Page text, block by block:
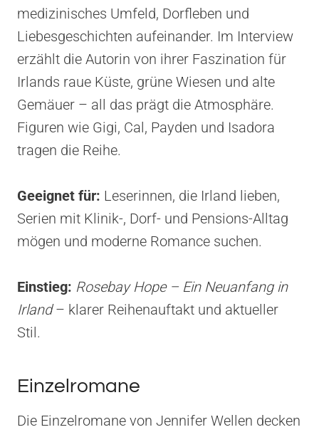
medizinisches Umfeld, Dorfleben und
Liebesgeschichten aufeinander. Im Interview
erzählt die Autorin von ihrer Faszination für
Irlands raue Küste, grüne Wiesen und alte
Gemäuer – all das prägt die Atmosphäre.
Figuren wie Gigi, Cal, Payden und Isadora
tragen die Reihe.
Geeignet für: Leserinnen, die Irland lieben,
Serien mit Klinik-, Dorf- und Pensions-Alltag
mögen und moderne Romance suchen.
Einstieg: Rosebay Hope – Ein Neuanfang in
Irland– klarer Reihenauftakt und aktueller
Stil.
Einzelromane
Die Einzelromane von Jennifer Wellen decken